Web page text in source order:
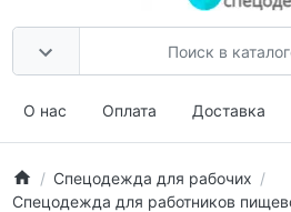
О нас Оплата Доставка
Спецодежда для рабочих
Спецодежда для работников